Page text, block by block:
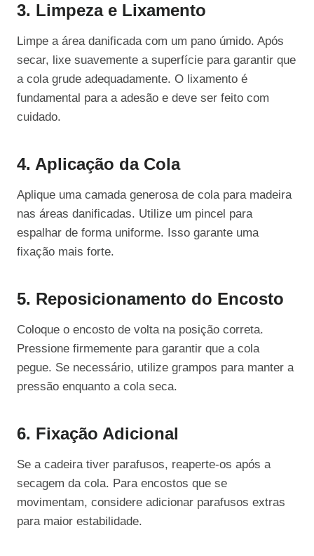
3. Limpeza e Lixamento
Limpe a área danificada com um pano úmido. Após
secar, lixe suavemente a superfície para garantir que
a cola grude adequadamente. O lixamento é
fundamental para a adesão e deve ser feito com
cuidado.
4. Aplicação da Cola
Aplique uma camada generosa de cola para madeira
nas áreas danificadas. Utilize um pincel para
espalhar de forma uniforme. Isso garante uma
fixação mais forte.
5. Reposicionamento do Encosto
Coloque o encosto de volta na posição correta.
Pressione firmemente para garantir que a cola
pegue. Se necessário, utilize grampos para manter a
pressão enquanto a cola seca.
6. Fixação Adicional
Se a cadeira tiver parafusos, reaperte-os após a
secagem da cola. Para encostos que se
movimentam, considere adicionar parafusos extras
para maior estabilidade.